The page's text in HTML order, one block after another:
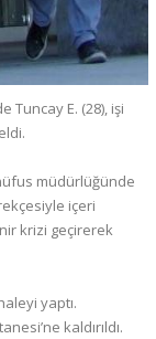
Tuncay E. (28), işi
müdürlüğünde
içeri
krizi geçirerek
yaptı.
kaldırıldı.